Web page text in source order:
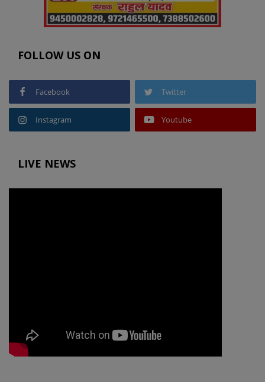
FOLLOW US ON
Facebook Twitter
Instagram Youtube
LIVE NEWS